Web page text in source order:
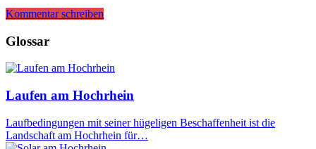
Kommentar schreiben
Glossar
Laufen am Hochrhein
Laufbedingungen mit seiner hügeligen Beschaffenheit ist die
Landschaft am Hochrhein für…